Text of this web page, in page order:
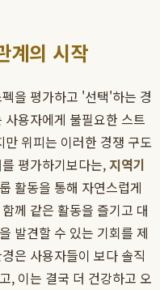
계의 시작
을 평가하고 '선택'하는 경
용자에게 불필요한 스트
위피는 이러한 경쟁 구도
평가하기보다는, 지역기
활동을 통해 자연스럽게
께 같은 활동을 즐기고 대
발견할 수 있는 기회를 제
은 사용자들이 보다 솔직
, 이는 결국 더 건강하고 오